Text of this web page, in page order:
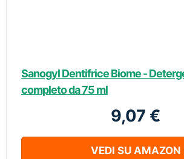
Sanogyl Dentifrice Biome -
completo da 75 ml
9,07 €
VEDI SU AMAZON